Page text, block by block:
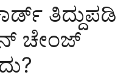
ತಿದ್ದುಪಡಿ
ಚೇಂಜ್